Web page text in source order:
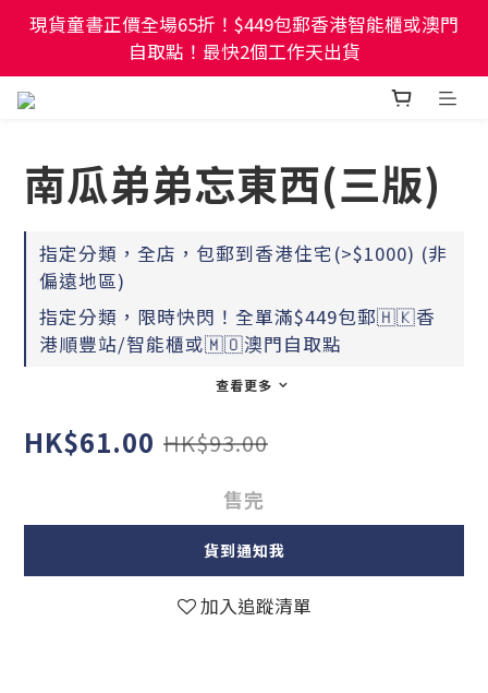
現貨童書正價全場65折！$449包郵香港智能櫃或澳門
自取點！最快2個工作天出貨
現貨童書正價全場65折！$449包郵香港智能櫃或澳門
自取點！最快2個工作天出貨
幼稚園及小學試卷/練習📚任選3件85折🌟5件75折
現貨童書正價全場65折！$449包郵香港智能櫃或澳門
自取點！最快2個工作天出貨
南瓜弟弟忘東西(三版)
指定分類，全店，包郵到香港住宅(>$1000) (非
偏遠地區)
指定分類，限時快閃！全單滿$449包郵🇭🇰香
港順豐站/智能櫃或🇲🇴澳門自取點
查看更多
HK$61.00 HK$93.00
售完
貨到通知我
加入追蹤清單